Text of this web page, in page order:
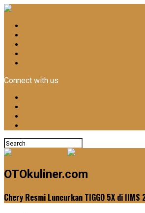
Connect with us
OTOkuliner.com
Chery Resmi Luncurkan TIGGO 5X di IIMS